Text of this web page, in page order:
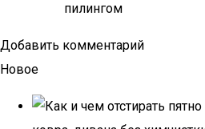
пилингом
Добавить комментарий
Новое